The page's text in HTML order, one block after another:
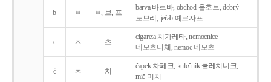
b ㅂ ㅂ, 브, 프
barva 바르바, obchod 옵호트, dobrý
도브리, jeřab 예르자프
c ㅊ 츠
cigareta 치가레타, nemocnice
네모츠니체, nemoc 네모츠
č ㅊ 치
čapek 차페크, kulečnik 쿨레치니크,
míč 미치